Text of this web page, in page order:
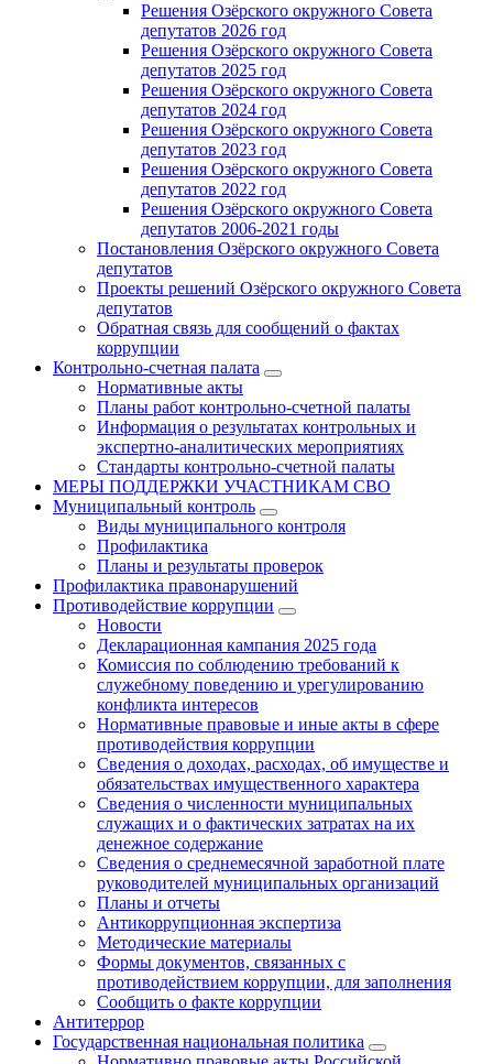
Решения Озёрского окружного Совета
депутатов 2026 год
Решения Озёрского окружного Совета
депутатов 2025 год
Решения Озёрского окружного Совета
депутатов 2024 год
Решения Озёрского окружного Совета
депутатов 2023 год
Решения Озёрского окружного Совета
депутатов 2022 год
Решения Озёрского окружного Совета
депутатов 2006-2021 годы
Постановления Озёрского окружного Совета
депутатов
Проекты решений Озёрского окружного Совета
депутатов
Обратная связь для сообщений о фактах
коррупции
Контрольно-счетная палата
Нормативные акты
Планы работ контрольно-счетной палаты
Информация о результатах контрольных и
экспертно-аналитических мероприятиях
Стандарты контрольно-счетной палаты
МЕРЫ ПОДДЕРЖКИ УЧАСТНИКАМ СВО
Муниципальный контроль
Виды муниципального контроля
Профилактика
Планы и результаты проверок
Профилактика правонарушений
Противодействие коррупции
Новости
Декларационная кампания 2025 года
Комиссия по соблюдению требований к
служебному поведению и урегулированию
конфликта интересов
Нормативные правовые и иные акты в сфере
противодействия коррупции
Сведения о доходах, расходах, об имуществе и
обязательствах имущественного характера
Сведения о численности муниципальных
служащих и о фактических затратах на их
денежное содержание
Сведения о среднемесячной заработной плате
руководителей муниципальных организаций
Планы и отчеты
Антикоррупционная экспертиза
Методические материалы
Формы документов, связанных с
противодействием коррупции, для заполнения
Сообщить о факте коррупции
Антитеррор
Государственная национальная политика